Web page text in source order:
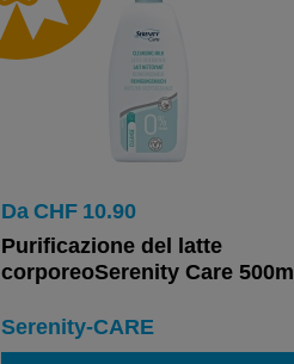
Da CHF 10.90
Purificazione del latte
corporeoSerenity Care 500ml
Serenity-CARE